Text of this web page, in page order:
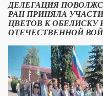
ДЕЛЕГАЦИЯ
РАН ПРИНЯЛА
ЦВЕТОВ К ОБЕЛИСКУ
ОТЕЧЕСТВЕННОЙ